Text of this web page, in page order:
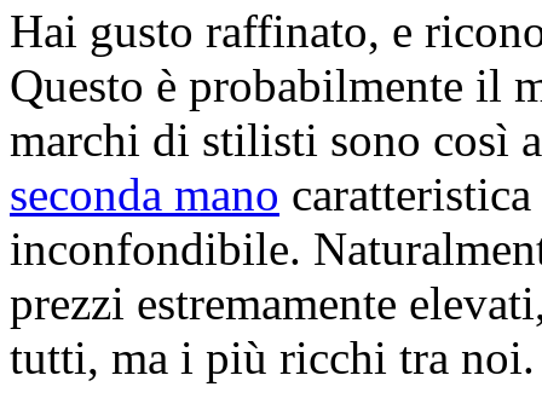
Hai gusto raffinato, e
Questo è probabilmente il
marchi di stilisti sono così
seconda mano
inconfondibile.
prezzi estremamente
tutti, ma i più ricchi tra noi.